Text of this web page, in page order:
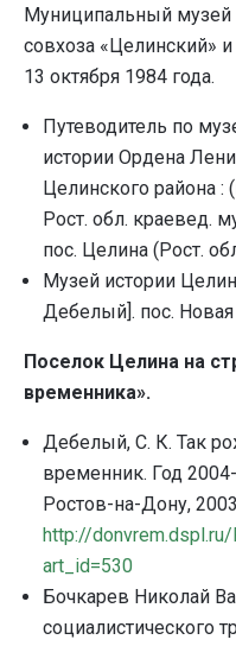
Муниципальный музей
совхоза «Целинский»
13 октября 1984 года.
Путеводитель по
истории Ордена
Целинского района
Рост. обл. краевед.
пос. Целина (Рост.
Музей истории
Дебелый]. пос. Новая
Поселок Целина на
временника».
Дебелый, С. К. Так
временник. Год
Ростов-на-Дону,
http://donvrem.dspl .ru/
art id=530
Бочкарев Николай
социалистического